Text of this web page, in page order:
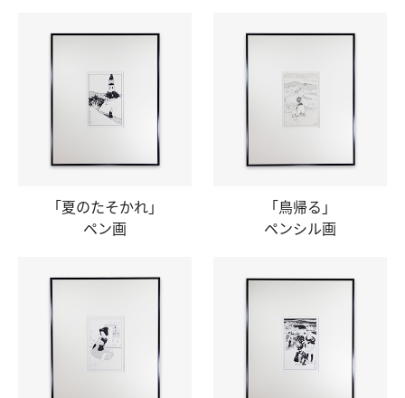
「夏のたそかれ」
ペン画
「鳥帰る」
ペンシル画